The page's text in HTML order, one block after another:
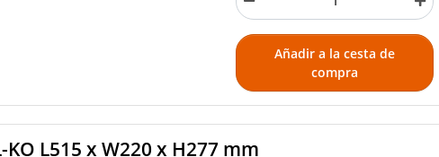
Añadir a la cesta de
compra
L515 x W220 x H277 mm